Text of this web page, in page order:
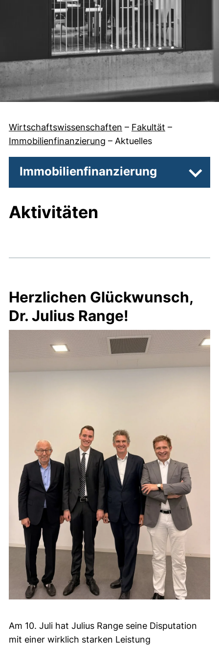
Wirtschaftswissenschaften – Fakultät –
Immobilienfinanzierung – Aktuelles
Immobilienfinanzierung
Aktivitäten
Herzlichen Glückwunsch,
Dr. Julius Range!
Am 10. Juli hat Julius Range seine Disputation
mit einer wirklich starken Leistung